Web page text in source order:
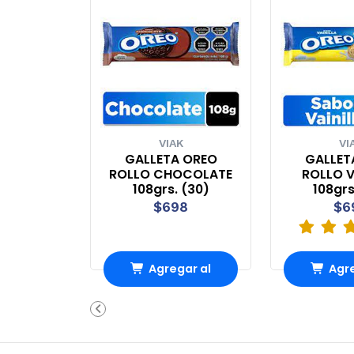
VIAK
GALLETA OREO
ROLLO CHOCOLATE
108grs. (30)
$698
Agregar al
ROLLO